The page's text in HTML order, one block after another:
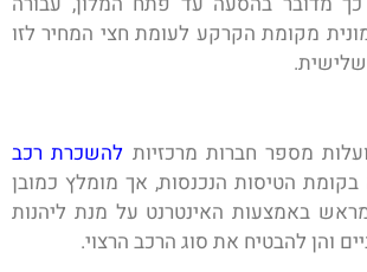
כ-70 ₪ למונית מקומת הקרקע לעומת חצי המחיר לזו
מספר חברות מרכזיות להשכרת רכב
בקומת הטיסות הנכנסות, אך מומלץ כמובן
באמצעות האינטרנט על מנת ליהנות
והן להבטיח את סוג הרכב הרצוי.